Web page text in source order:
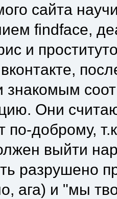
сайта
findface,
и
знакомым
Они
по-доброму,
выйти
разрушено
ага) и "мы